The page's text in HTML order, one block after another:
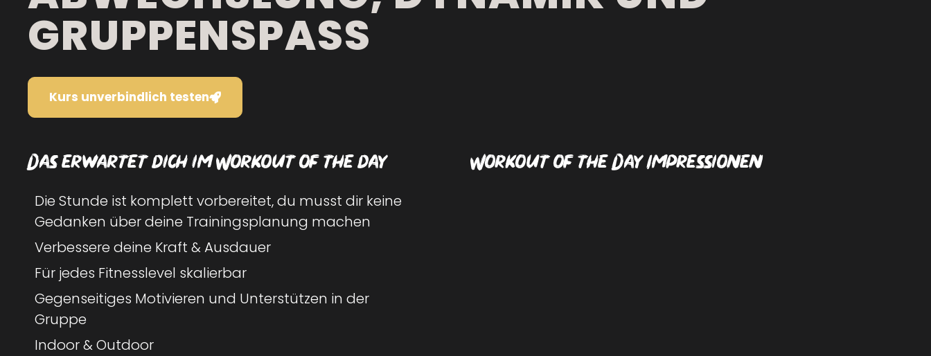
GRUPPENSPASS
Kurs unverbindlich testen
Das erwartet dich im Workout of the day
Die Stunde ist komplett vorbereitet, du musst dir keine
Gedanken über deine Trainingsplanung machen
Verbessere deine Kraft & Ausdauer
Für jedes Fitnesslevel skalierbar
Gegenseitiges Motivieren und Unterstützen in der
Gruppe
Indoor & Outdoor
Workout of the Day Impressionen